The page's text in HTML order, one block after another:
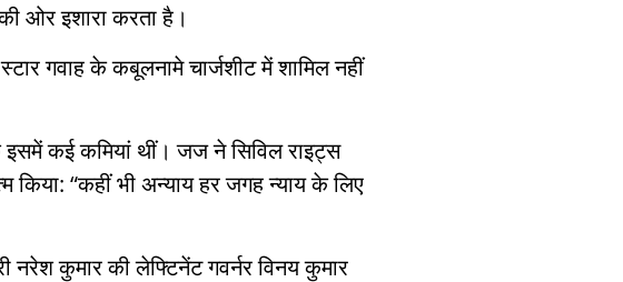
ओर इशारा करता है।
गवाह के कबूलनामे चार्जशीट में शामिल नहीं
इसमें कई कमियां थीं। जज ने सिविल राइट्स
“कहीं भी अन्याय हर जगह न्याय के लिए
कुमार की लेफ्टिनेंट गवर्नर विनय कुमार